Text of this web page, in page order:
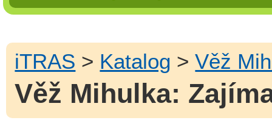
iTRAS > Katalog >Věž
Věž Mihulka: